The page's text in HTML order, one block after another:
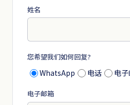
姓名
您希望我们如何回复?
WhatsApp 电话 电
电子邮箱